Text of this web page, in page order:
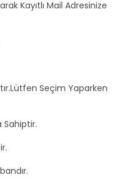
Kayıtlı Mail Adresinize
Seçim Yaparken
Sahiptir.